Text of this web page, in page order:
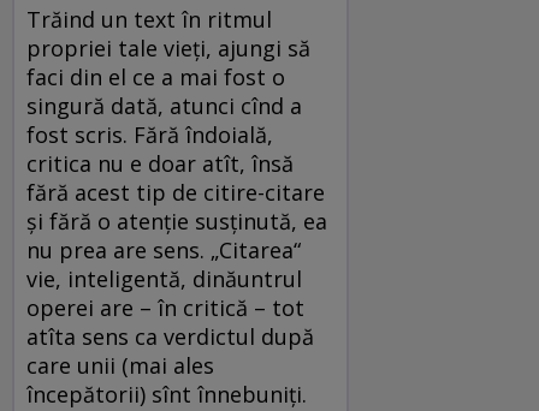
Trăind un text în ritmul
propriei tale vieţi, ajungi să
faci din el ce a mai fost o
singură dată, atunci cînd a
fost scris. Fără îndoială,
critica nu e doar atît, însă
fără acest tip de citire-citare
şi fără o atenţie susţinută, ea
nu prea are sens. „Citarea“
vie, inteligentă, dinăuntrul
operei are – în critică – tot
atîta sens ca verdictul după
care unii (mai ales
începătorii) sînt înnebuniţi.